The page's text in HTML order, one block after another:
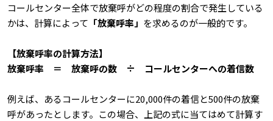
コールセンター全体で放棄呼がどの程度の割合で発生している
かは、計算によって 「放棄呼率」 を求めるのが一般的です。
【放棄呼率の計算方法】
放棄呼率 ＝ 放棄呼の数 ÷ コールセンターへの着信数
例えば、あるコールセンターに20,000件の着信と500件の放棄
呼があったとします。この場合、上記の式に当てはめて計算す